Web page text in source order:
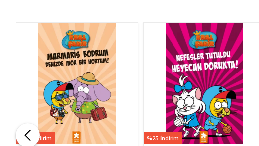
%25 İndirim %25 İndirim